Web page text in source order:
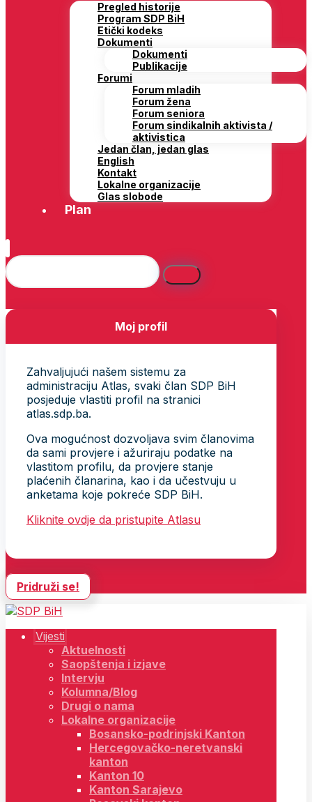
Pregled historije
Program SDP BiH
Etički kodeks
Dokumenti
Dokumenti
Publikacije
Forumi
Forum mladih
Forum žena
Forum seniora
Forum sindikalnih aktivista /
aktivistica
Jedan član, jedan glas
English
Kontakt
Lokalne organizacije
Glas slobode
Plan
Moj profil
Zahvaljujući našem sistemu za
administraciju Atlas, svaki član SDP BiH
posjeduje vlastiti profil na stranici
atlas.sdp.ba.
Ova mogućnost dozvoljava svim članovima
da sami provjere i ažuriraju podatke na
vlastitom profilu, da provjere stanje
plaćenih članarina, kao i da učestvuju u
anketama koje pokreće SDP BiH.
Kliknite ovdje da pristupite Atlasu
Pridruži se!
Vijesti
Aktuelnosti
Saopštenja i izjave
Intervju
Kolumna/Blog
Drugi o nama
Lokalne organizacije
Bosansko-podrinjski Kanton
Hercegovačko-neretvanski
kanton
Kanton 10
Kanton Sarajevo